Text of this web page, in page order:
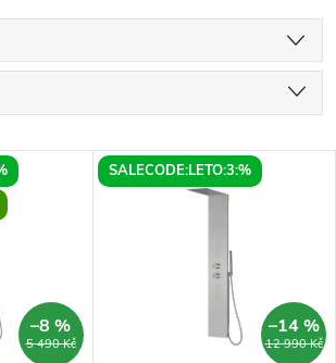
5 490 Kč
–8 %
SALECODE:LETO:3:%
12 990 Kč
–14 %